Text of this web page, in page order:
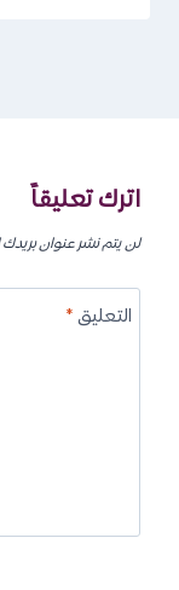
اترك تعليقاً
لن يتم نشر عنوان بريدك
التعليق*